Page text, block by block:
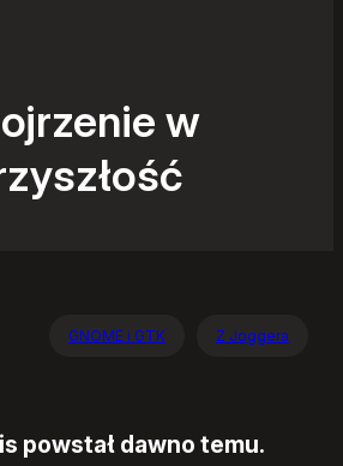
w
GNOME i GTK Z Joggera
powstał dawno temu.